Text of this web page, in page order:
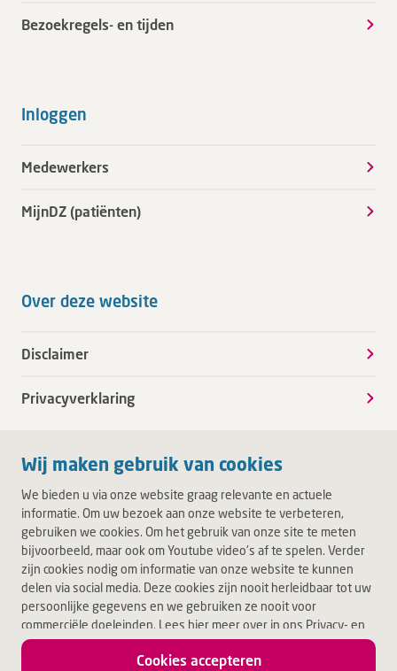
Wij maken gebruik van cookies
We bieden u via onze website graag relevante en actuele
informatie. Om uw bezoek aan onze website te verbeteren,
gebruiken we cookies. Om het gebruik van onze site te meten
bijvoorbeeld, maar ook om Youtube video's af te spelen. Verder
zijn cookies nodig om informatie van onze website te kunnen
delen via social media. Deze cookies zijn nooit herleidbaar tot uw
persoonlijke gegevens en we gebruiken ze nooit voor
commerciële doeleinden. Lees hier meer over in ons Privacy- en
Cookiebeleid. Door op Akkoord te klikken, accepteert u alle
Cookies accepteren
Bezoekregels- en tijden
Inloggen
Medewerkers
MijnDZ (patiënten)
Over deze website
Disclaimer
Privacyverklaring